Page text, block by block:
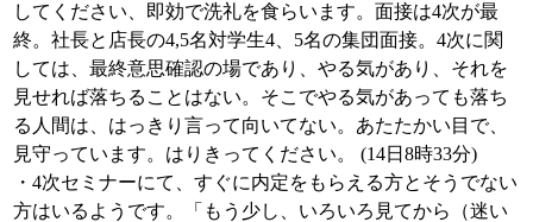
してください、即効で洗礼を食らいます。面接は4次が最
終。社長と店長の4,5名対学生4、5名の集団面接。4次に関
しては、最終意思確認の場であり、やる気があり、それを
見せれば落ちることはない。そこでやる気があっても落ち
る人間は、はっきり言って向いてない。あたたかい目で、
見守っています。はりきってください。 (14日8時33分)
・4次セミナーにて、すぐに内定をもらえる方とそうでない
方はいるようです。「もう少し、いろいろ見てから（迷い